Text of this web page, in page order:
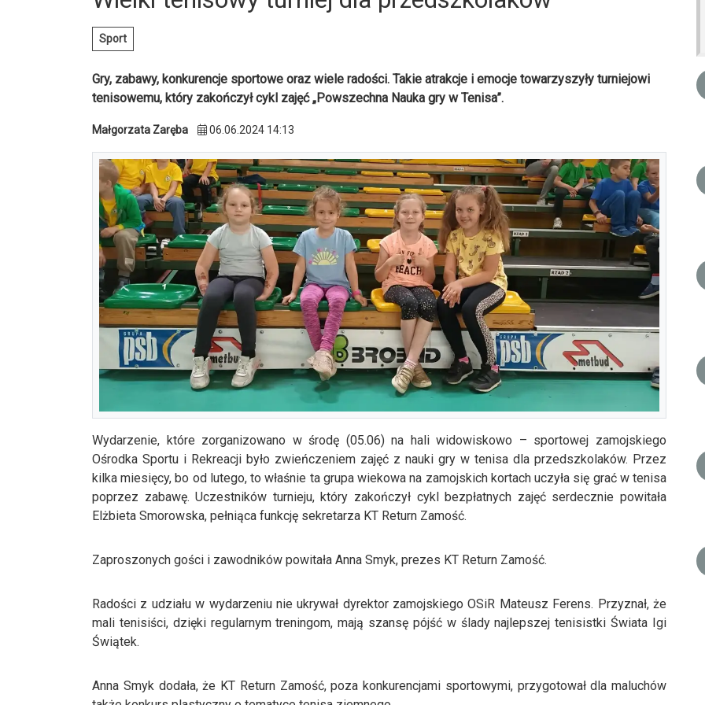
Sport
Gry, zabawy, konkurencje sportowe oraz wiele radości. Takie atrakcje i emocje towarzyszyły turniejowi
tenisowemu, który zakończył cykl zajęć „Powszechna Nauka gry w Tenisa”.
Małgorzata Zaręba 06.06.2024 14:13
Wydarzenie, które zorganizowano w środę (05.06) na hali widowiskowo – sportowej zamojskiego
Ośrodka Sportu i Rekreacji było zwieńczeniem zajęć z nauki gry w tenisa dla przedszkolaków. Przez
kilka miesięcy, bo od lutego, to właśnie ta grupa wiekowa na zamojskich kortach uczyła się grać w tenisa
poprzez zabawę. Uczestników turnieju, który zakończył cykl bezpłatnych zajęć serdecznie powitała
Elżbieta Smorowska, pełniąca funkcję sekretarza KT Return Zamość.
Zaproszonych gości i zawodników powitała Anna Smyk, prezes KT Return Zamość.
Radości z udziału w wydarzeniu nie ukrywał dyrektor zamojskiego OSiR Mateusz Ferens. Przyznał, że
mali tenisiści, dzięki regularnym treningom, mają szansę pójść w ślady najlepszej tenisistki Świata Igi
Świątek.
Anna Smyk dodała, że KT Return Zamość, poza konkurencjami sportowymi, przygotował dla maluchów